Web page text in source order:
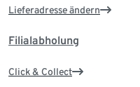
Lieferadresse ändern
Filialabholung
Click & Collect